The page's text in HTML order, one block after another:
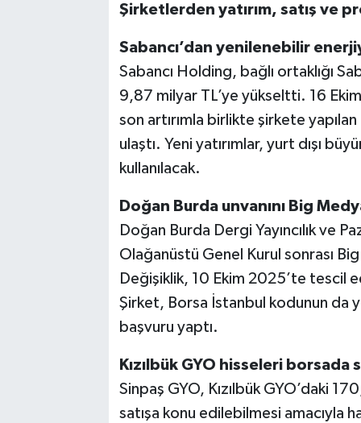
Şirketlerden yatırım, satış ve
Sabancı’dan yenilenebilir
Sabancı Holding, bağlı ortaklığı
9,87 milyar TL’ye yükseltti. 16
son artırımla birlikte şirkete
ulaştı. Yeni yatırımlar, yurt dışı
kullanılacak.
Doğan Burda unvanını Big
Doğan Burda Dergi Yayıncılık ve
Olağanüstü Genel Kurul sonrası
Değişiklik, 10 Ekim 2025’te tescil
Şirket, Borsa İstanbul kodunun da
başvuru yaptı.
Kızılbük GYO hisseleri borsada
Sinpaş GYO, Kızılbük GYO’daki
satışa konu edilebilmesi amacıyla